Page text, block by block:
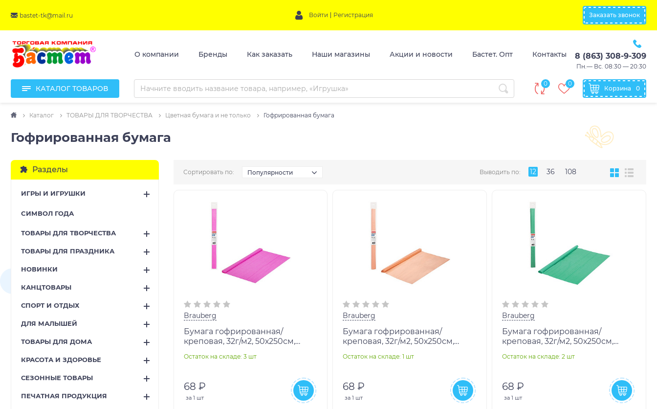
bastet-tk@mail.ru Войти Регистрация Заказать звонок
О компании Бренды Как заказать Наши магазины Акции и новости Бастет. Опт Контакты 8 (863) 308-9-309
Пн.— Вс. 08:30 — 20:30
КАТАЛОГ ТОВАРОВ
0 0
Корзина 0
Каталог ТОВАРЫ ДЛЯ ТВОРЧЕСТВА Цветная бумага и не только Гофрированная бумага
Гофрированная бумага
Разделы
ИГРЫ И ИГРУШКИ
CИМВОЛ ГОДА
ТОВАРЫ ДЛЯ ТВОРЧЕСТВА
ТОВАРЫ ДЛЯ ПРАЗДНИКА
НОВИНКИ
КАНЦТОВАРЫ
СПОРТ И ОТДЫХ
ДЛЯ МАЛЫШЕЙ
ТОВАРЫ ДЛЯ ДОМА
КРАСОТА И ЗДОРОВЬЕ
СЕЗОННЫЕ ТОВАРЫ
ПЕЧАТНАЯ ПРОДУКЦИЯ
Сортировать по: Популярности Выводить по: 12 36 108
Brauberg
Бумага гофрированная/
креповая, 32г/м2, 50х250см,
BRAUBERG, 112527
Остаток на складе: 3 шт
68 ₽
за 1 шт
Brauberg
Бумага гофрированная/
креповая, 32г/м2, 50х250см,
BRAUBERG, 112526
Остаток на складе: 1 шт
68 ₽
за1 шт
Brauberg
Бумага гофрированная/
креповая, 32г/м2, 50х250см,
112528
Остаток на складе: 2 шт
68 ₽
за1 шт